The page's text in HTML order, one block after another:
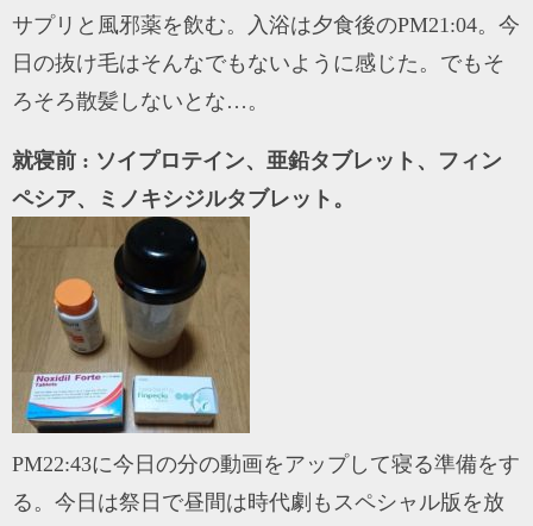
サプリと風邪薬を飲む。入浴は夕食後のPM21:04。今
日の抜け毛はそんなでもないように感じた。でもそ
ろそろ散髪しないとな…。
就寝前 : ソイプロテイン、亜鉛タブレット、フィン
ペシア、ミノキシジルタブレット。
PM22:43に今日の分の動画をアップして寝る準備をす
る。今日は祭日で昼間は時代劇もスペシャル版を放